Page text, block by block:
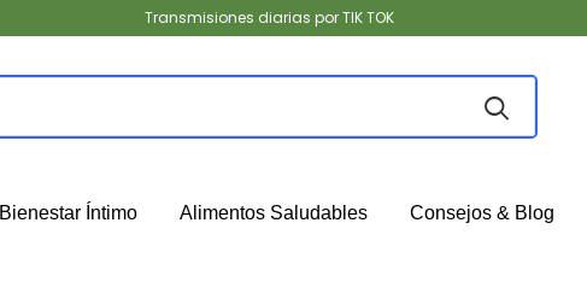
Transmisiones diarias por TIK TOK
Bienestar Íntimo Alimentos Saludables Consejos & Blog